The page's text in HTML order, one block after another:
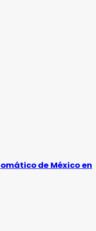
de México en